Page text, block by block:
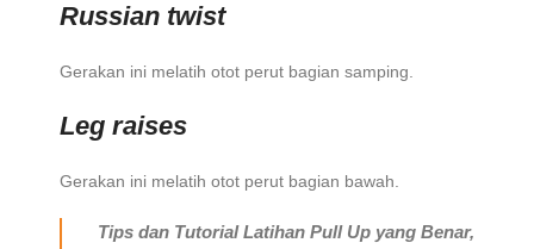
Russian twist
Gerakan ini melatih otot perut bagian samping.
Leg raises
Gerakan ini melatih otot perut bagian bawah.
Tips dan Tutorial Latihan Pull Up yang Benar,